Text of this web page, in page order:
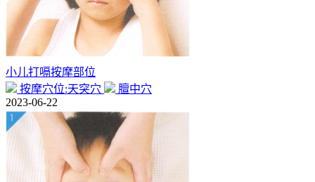
小儿打嗝按摩部位
按摩穴位:天突穴
膻中穴
2023-06-22